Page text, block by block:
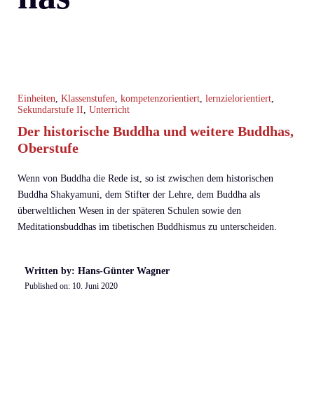
Einheiten, Klassenstufen, kompetenzorientiert, lernzielorientiert,
Sekundarstufe II, Unterricht
Der historische Buddha und weitere Buddhas,
Oberstufe
Wenn von Buddha die Rede ist, so ist zwischen dem historischen
Buddha Shakyamuni, dem Stifter der Lehre, dem Buddha als
überweltlichen Wesen in der späteren Schulen sowie den
Meditationsbuddhas im tibetischen Buddhismus zu unterscheiden.
Written by: Hans-Günter Wagner
Published on: 10. Juni 2020